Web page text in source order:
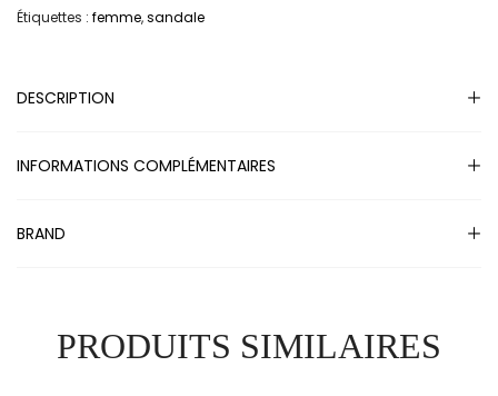
Étiquettes : femme,sandale
DESCRIPTION
INFORMATIONS COMPLÉMENTAIRES
BRAND
PRODUITS SIMILAIRES